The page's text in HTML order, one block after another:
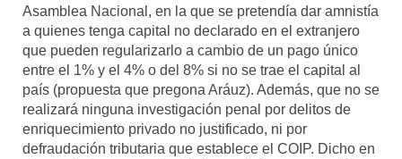
Asamblea Nacional, en la que se pretendía dar amnistía
a quienes tenga capital no declarado en el extranjero
que pueden regularizarlo a cambio de un pago único
entre el 1% y el 4% o del 8% si no se trae el capital al
país (propuesta que pregona Aráuz). Además, que no se
realizará ninguna investigación penal por delitos de
enriquecimiento privado no justificado, ni por
defraudación tributaria que establece el COIP. Dicho en